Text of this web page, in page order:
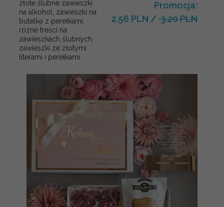
złote ślubne zawieszki
na alkohol, zawieszki na
butelkę z perełkami,
rózne treści na
zawieszkach ślubnych,
zawieszki ze złotymi
literami i perełkami
Promocja:
2.56 PLN / 3.20 PLN